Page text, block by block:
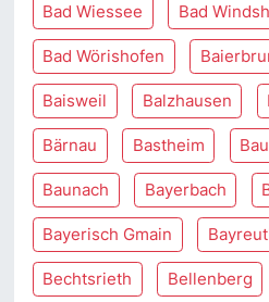
Bad Wiessee Bad
Bad Wörishofen
Baisweil Balzhausen
Bärnau Bastheim
Baunach Bayerbach
Bayerisch Gmain
Bechtsrieth Bellenberg